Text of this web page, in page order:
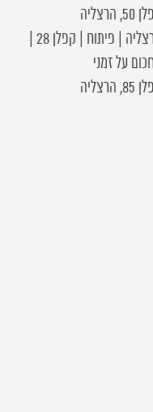
הרצליה
על זמני
הרצליה